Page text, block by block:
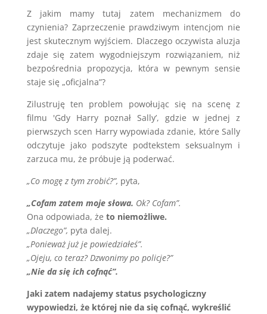
Z jakim mamy tutaj zatem mechanizmem do
czynienia? Zaprzeczenie prawdziwym intencjom nie
jest skutecznym wyjściem. Dlaczego oczywista aluzja
zdaje się zatem wygodniejszym rozwiązaniem, niż
bezpośrednia propozycja, która w pewnym sensie
staje się „oficjalna”?
Zilustruję ten problem powołując się na scenę z
filmu 'Gdy Harry poznał Sally’, gdzie w jednej z
pierwszych scen Harry wypowiada zdanie, które Sally
odczytuje jako podszyte podtekstem seksualnym i
zarzuca mu, że próbuje ją poderwać.
„Co mogę z tym zrobić?”, pyta,
„Cofam zatem moje słowa. Ok? Cofam”.
Ona odpowiada, że to niemożliwe.
„Dlaczego”, pyta dalej.
„Ponieważ już je powiedziałeś”.
„Ojeju, co teraz? Dzwonimy po policje?”
„Nie da się ich cofnąć”.
Jaki zatem nadajemy status psychologiczny
wypowiedzi, że której nie da się cofnąć, wykreślić